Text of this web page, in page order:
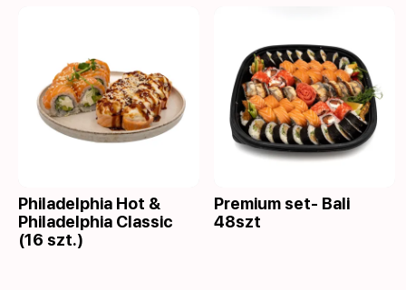
Philadelphia Hot &
Philadelphia Classic
(16 szt.)
Premium set- Bali
48szt